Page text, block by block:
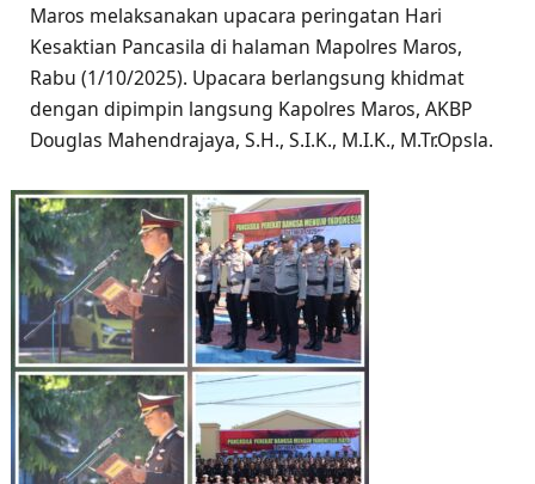
Maros melaksanakan upacara peringatan Hari
Kesaktian Pancasila di halaman Mapolres Maros,
Rabu (1/10/2025). Upacara berlangsung khidmat
dengan dipimpin langsung Kapolres Maros, AKBP
Douglas Mahendrajaya, S.H., S.I.K., M.I.K., M.Tr.Opsla.